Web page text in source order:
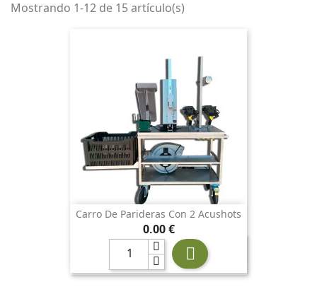
Mostrando 1-12 de 15 artículo(s)
Carro De Parideras Con 2 Acushots
Precio
0,00 €
